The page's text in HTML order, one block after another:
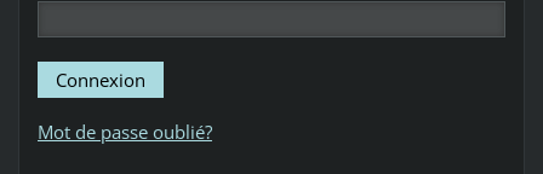
Mot de passe oublié?